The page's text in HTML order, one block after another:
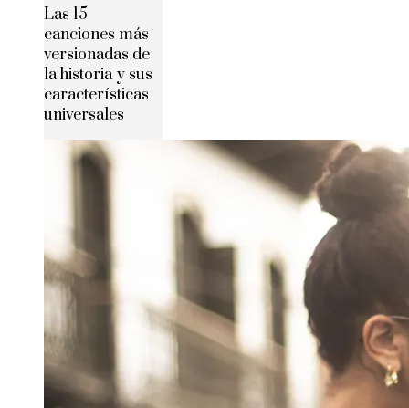
Las 15
canciones más
versionadas de
la historia y sus
características
universales